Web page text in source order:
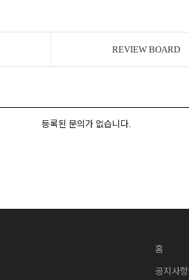
REVIEW BOARD
등록된 문의가 없습니다.
홈
공지사항